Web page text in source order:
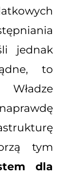
jednak
to
Władze
tym
dla